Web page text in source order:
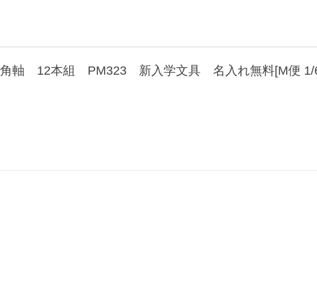
軸 12本組 PM323 新入学文具 名入れ無料[M便 1/